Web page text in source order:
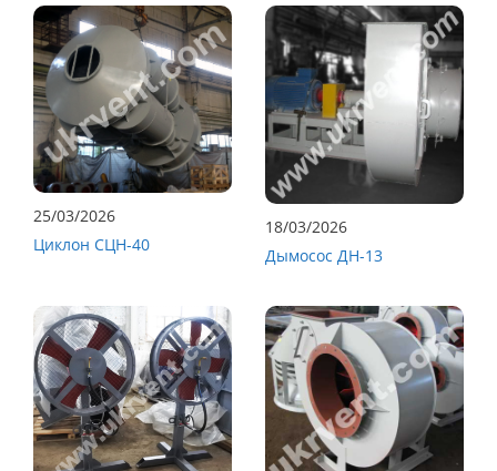
25/03/2026
Циклон СЦН-40
18/03/2026
Дымосос ДН-13